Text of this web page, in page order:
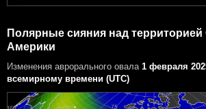
Полярные сияния над
Америки
Изменения аврорального овала 1 февраля
всемирному времени (UTC)